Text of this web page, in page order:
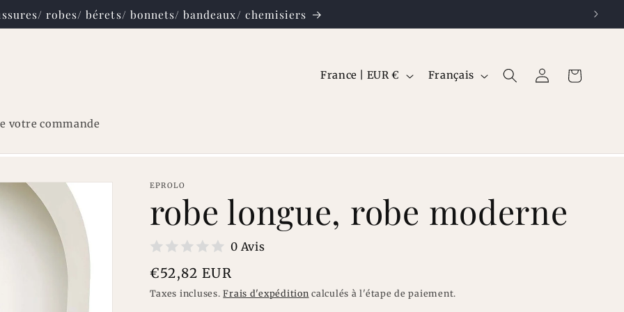
robes/ bérets/ bonnets/ bandeaux/ chemisiers
votre commande
P
s
é
o
France | EUR €
L
g
Français ConnexionPanier
EPROLO
robe longue, robe moderne
0 Avis
Prix
habituel
€52,82 EUR
Taxes incluses.Frais d'expédition calculés à l'étape de paiement.